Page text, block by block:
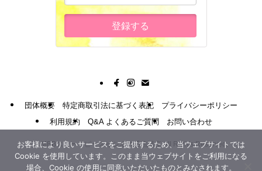
団体概要 特定商取引法に基づく表記
プライバシーポリシー
利用規約
Q&A よくあるご質問 お問い合わせ
©MBBスリー・ピースビジネス通信講座 All Rights Reserved.
お客様により良いサービスをご提供するため、当ウェブサイトでは
Cookie を使用しています。このまま当ウェブサイトをご利用になる
場合、Cookie の使用に同意いただいたものとみなされます。